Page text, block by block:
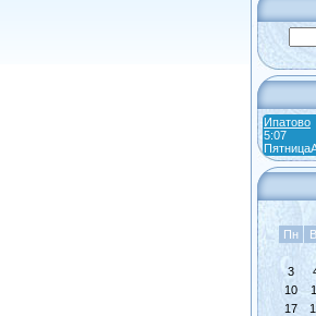
Ипатово
5:07
Пятница
Пн
3
10
17